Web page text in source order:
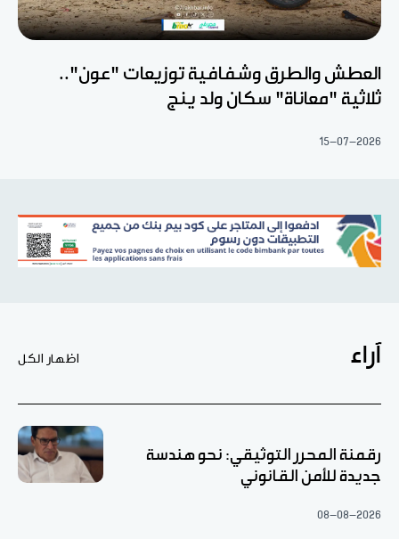
العطش والطرق وشفافية توزيعات "عون"..
ثلاثية "معاناة" سكان ولد ينج
15-07-2026
آراء اظهار الكل
رقمنة المحرر التوثيقي: نحو هندسة
جديدة للأمن القانوني
08-08-2026